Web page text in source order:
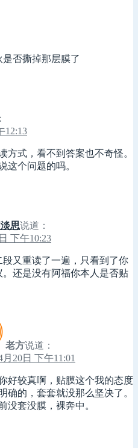
否撕掉那层膜了
12:13
方式，看不到答案也不奇怪。
这个问题的吗。
思说道：
下午10:23
段又重读了一遍，只看到了你
。还是没有阿福你本人是否贴
老方说道：
月20日 下午11:01
好较真啊，贴膜这个我的态度
确的，套套就没那么坚决了。
没套没膜，裸奔中。